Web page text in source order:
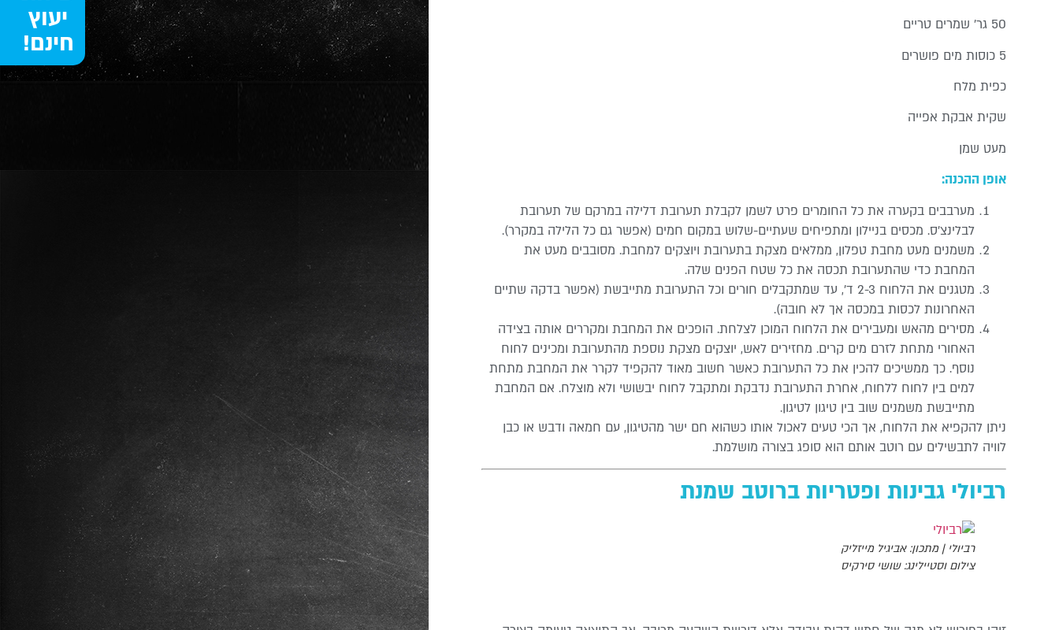
50 גר’ שמרים טריים
5 כוסות מים פושרים
כפית מלח
שקית אבקת אפייה
מעט שמן
אופן ההכנה:
מערבבים בקערה את כל החומרים פרט לשמן לקבלת תערובת דלילה במרקם של תערובת
לבלינצ’ס. מכסים בניילון ומתפיחים שעתיים-שלוש במקום חמים (אפשר גם כל הלילה במקרר).
משמנים מעט מחבת טפלון, ממלאים מצקת בתערובת ויוצקים למחבת. מסובבים מעט את
המחבת כדי שהתערובת תכסה את כל שטח הפנים שלה.
מטגנים את הלחוח 2-3 ד’, עד שמתקבלים חורים וכל התערובת מתייבשת (אפשר בדקה שתיים
האחרונות לכסות במכסה אך לא חובה).
מסירים מהאש ומעבירים את הלחוח המוכן לצלחת. הופכים את המחבת ומקררים אותה בצידה
האחורי מתחת לזרם מים קרים. מחזירים לאש, יוצקים מצקת נוספת מהתערובת ומכינים לחוח
נוסף. כך ממשיכים להכין את כל התערובת כאשר חשוב מאוד להקפיד לקרר את המחבת מתחת
למים בין לחוח ללחוח, אחרת התערובת נדבקת ומתקבל לחוח יבשושי ולא מוצלח. אם המחבת
מתייבשת משמנים שוב בין טיגון לטיגון.
ניתן להקפיא את הלחוח, אך הכי טעים לאכול אותו כשהוא חם ישר מהטיגון, עם חמאה ודבש או כבן
לוויה לתבשילים עם רוטב אותם הוא סופג בצורה מושלמת.
רביולי גבינות ופטריות ברוטב שמנת
רביולי | מתכון: אביגיל מייזליק
צילום וסטיילינג: שושי סירקיס
יעוץ
חינם!